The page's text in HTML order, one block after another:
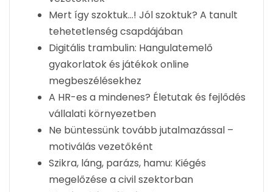
Mert így szoktuk…! Jól szoktuk? A tanult
tehetetlenség csapdájában
Digitális trambulin: Hangulatemelő
gyakorlatok és játékok online
megbeszélésekhez
A HR-es a mindenes? Életutak és fejlődés
vállalati környezetben
Ne büntessünk tovább jutalmazással –
motiválás vezetőként
Szikra, láng, parázs, hamu: Kiégés
megelőzése a civil szektorban